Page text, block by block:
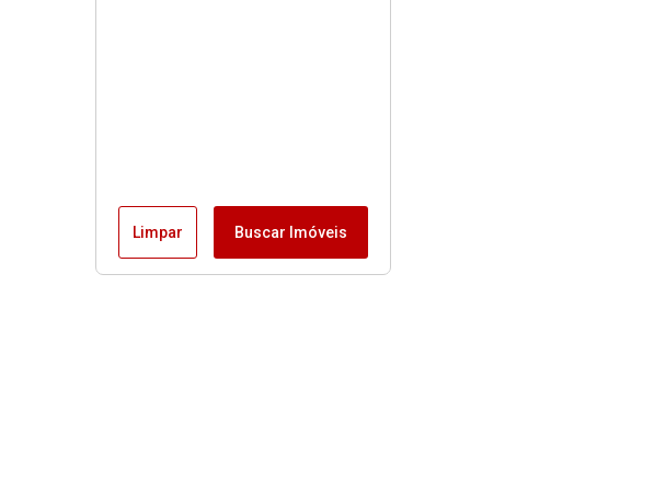
Limpar Buscar Imóveis